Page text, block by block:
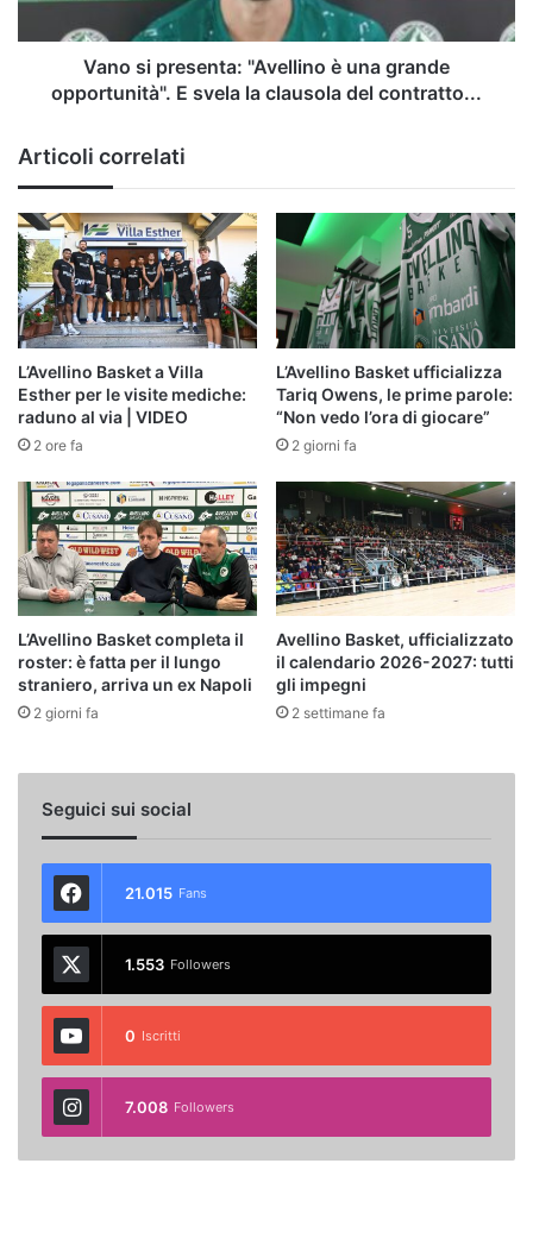
E
contratto...
Vano si presenta: "Avellino è una grande
opportunità". E svela la clausola del contratto...
Articoli correlati
L’Avellino Basket a Villa
Esther per le visite mediche:
raduno al via | VIDEO
2 ore fa
L’Avellino Basket ufficializza
Tariq Owens, le prime parole:
“Non vedo l’ora di giocare”
2 giorni fa
L’Avellino Basket completa il
roster: è fatta per il lungo
straniero, arriva un ex Napoli
2 giorni fa
Avellino Basket, ufficializzato
il calendario 2026-2027: tutti
gli impegni
2 settimane fa
Seguici sui social
21.015 Fans
1.553 Followers
0 Iscritti
7.008 Followers